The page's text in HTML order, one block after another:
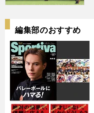
バ
編集部のおすすめ